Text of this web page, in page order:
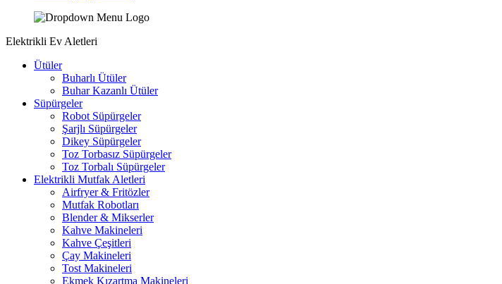
Elektrikli Ev Aletleri
Ütüler
Buharlı Ütüler
Buhar Kazanlı Ütüler
Süpürgeler
Robot Süpürgeler
Şarjlı Süpürgeler
Dikey Süpürgeler
Toz Torbasız Süpürgeler
Toz Torbalı Süpürgeler
Elektrikli Mutfak Aletleri
Airfryer & Fritözler
Mutfak Robotları
Blender & Mikserler
Kahve Makineleri
Kahve Çeşitleri
Çay Makineleri
Tost Makineleri
Ekmek Kızartma Makineleri